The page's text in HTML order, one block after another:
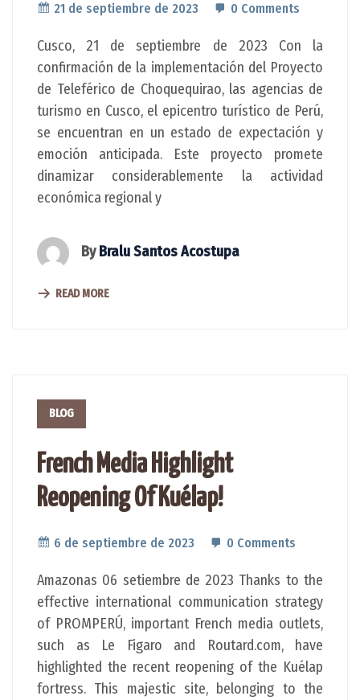
21 de septiembre de 2023 0 Comments
Cusco, 21 de septiembre de 2023 Con la
confirmación de la implementación del Proyecto
de Teleférico de Choquequirao, las agencias de
turismo en Cusco, el epicentro turístico de Perú,
se encuentran en un estado de expectación y
emoción anticipada. Este proyecto promete
dinamizar considerablemente la actividad
económica regional y
ByBralu Santos Acostupa
READ MORE
BLOG
French Media Highlight
Reopening Of Kuélap!
6 de septiembre de 2023 0 Comments
Amazonas 06 setiembre de 2023 Thanks to the
effective international communication strategy
of PROMPERÚ, important French media outlets,
such as Le Figaro and Routard.com, have
highlighted the recent reopening of the Kuélap
fortress. This majestic site, belonging to the